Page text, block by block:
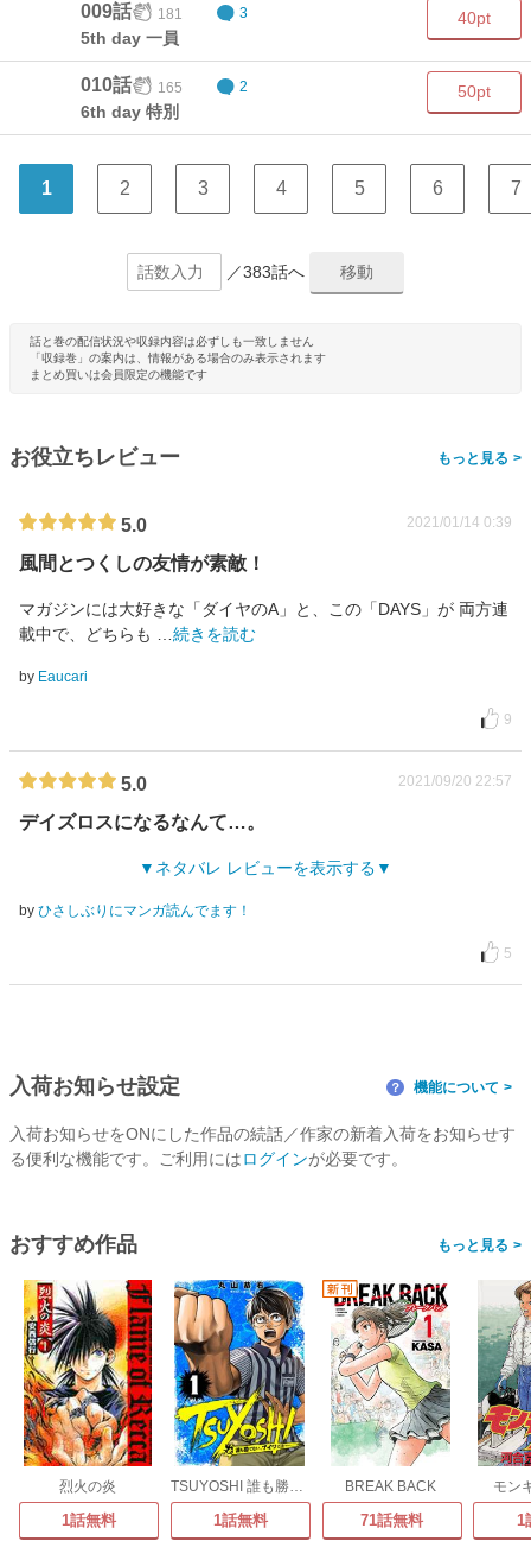
009話 181 3
5th day 一員
40pt
010話 165 2
6th day 特別
50pt
1 2 3 4 5 6 7
／383話へ
話と巻の配信状況や収録内容は必ずしも一致しません
「収録巻」の案内は、情報がある場合のみ表示されます
まとめ買いは会員限定の機能です
お役立ちレビュー >
5.0 2021/01/14 0:39
風間とつくしの友情が素敵！
マガジンには大好きな「ダイヤのA」と、この「DAYS」が 両方連
載中で、どちらも …続きを読む
by Eaucari
9
5.0 2021/09/20 22:57
デイズロスになるなんて…。
ネタバレ レビューを表示する
by ひさしぶりにマンガ読んでます！
5
入荷お知らせ設定 ？ 機能について
入荷お知らせをONにした作品の続話／作家の新着入荷をお知らせす
る便利な機能です。ご利用にはログインが必要です。
おすすめ作品 >
烈火の炎
1話無料
TSUYOSHI 誰も勝てない、アイツには
1話無料
BREAK BACK
71話無料
モン
1